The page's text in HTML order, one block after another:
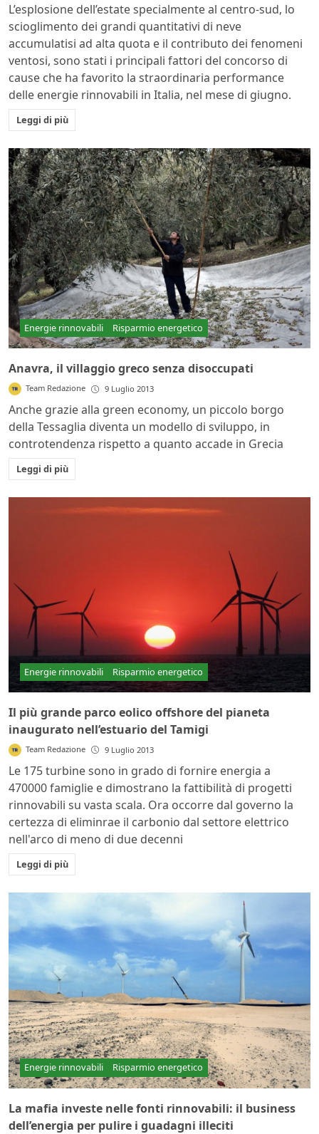
L’esplosione dell’estate specialmente al centro-sud, lo
scioglimento dei grandi quantitativi di neve
accumulatisi ad alta quota e il contributo dei fenomeni
ventosi, sono stati i principali fattori del concorso di
cause che ha favorito la straordinaria performance
delle energie rinnovabili in Italia, nel mese di giugno.
Leggi di più
Energie rinnovabili Risparmio energetico
Anavra, il villaggio greco senza disoccupati
Team Redazione 9 Luglio 2013
Anche grazie alla green economy, un piccolo borgo
della Tessaglia diventa un modello di sviluppo, in
controtendenza rispetto a quanto accade in Grecia
Leggi di più
Energie rinnovabili Risparmio energetico
Il più grande parco eolico offshore del pianeta
inaugurato nell’estuario del Tamigi
Team Redazione 9 Luglio 2013
Le 175 turbine sono in grado di fornire energia a
470000 famiglie e dimostrano la fattibilità di progetti
rinnovabili su vasta scala. Ora occorre dal governo la
certezza di eliminrae il carbonio dal settore elettrico
nell'arco di meno di due decenni
Leggi di più
Energie rinnovabili Risparmio energetico
La mafia investe nelle fonti rinnovabili: il business
dell’energia per pulire i guadagni illeciti